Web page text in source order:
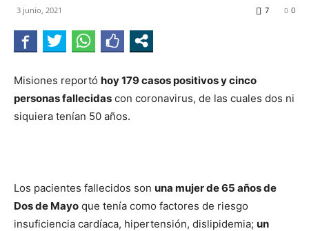
3 junio, 2021 0
7
Misiones reportó hoy 179 casos positivos y cinco
personas fallecidas con coronavirus, de las cuales dos ni
siquiera tenían 50 años.
Los pacientes fallecidos son una mujer de 65 años de
Dos de Mayo que tenía como factores de riesgo
insuficiencia cardíaca, hipertensión, dislipidemia; un